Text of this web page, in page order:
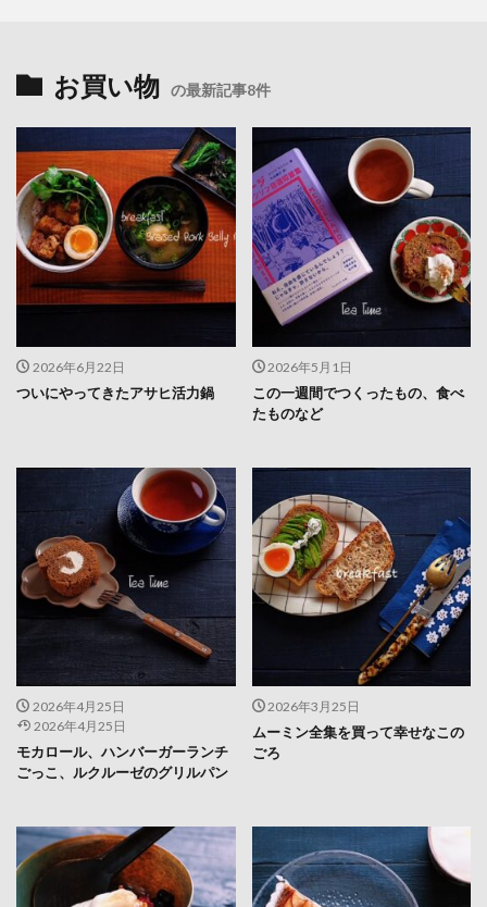
お買い物 の最新記事8件
2026年6月22日
ついにやってきたアサヒ活力鍋
2026年5月1日
この一週間でつくったもの、食べ
たものなど
2026年4月25日
2026年4月25日
モカロール、ハンバーガーランチ
ごっこ、ルクルーゼのグリルパン
2026年3月25日
ムーミン全集を買って幸せなこの
ごろ